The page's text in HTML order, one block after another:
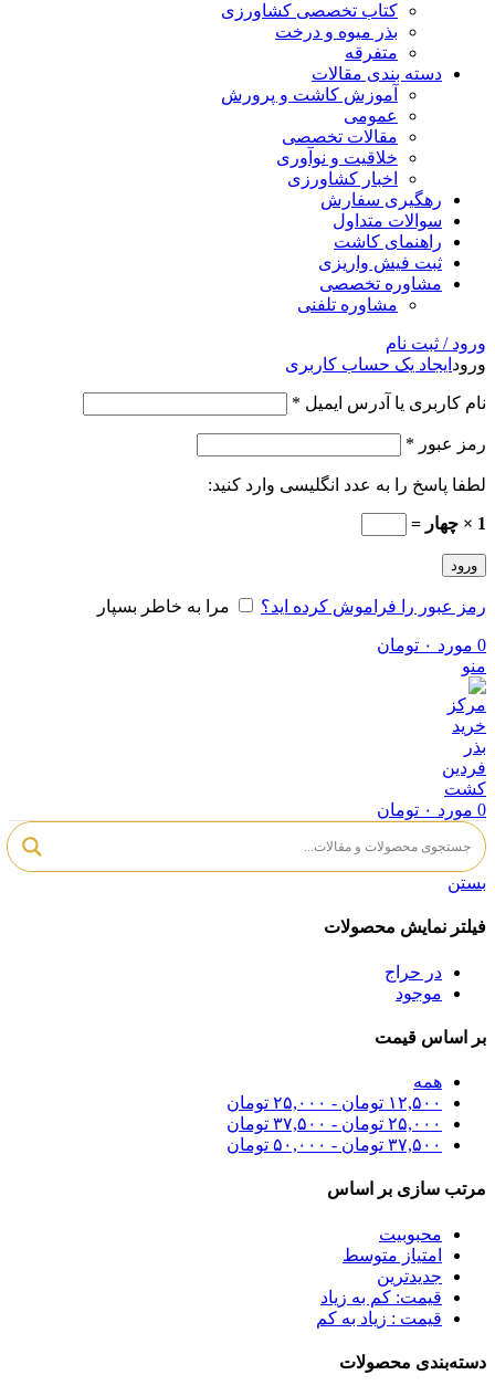
کتاب تخصصی کشاورزی
بذر میوه و درخت
متفرقه
دسته بندی مقالات
آموزش کاشت و پرورش
عمومی
مقالات تخصصی
خلاقیت و نوآوری
اخبار کشاورزی
رهگیری سفارش
سوالات متداول
راهنمای کاشت
ثبت فیش واریزی
مشاوره تخصصی
مشاوره تلفنی
ورود / ثبت نام
ورود ایجاد یک حساب کاربری
نام کاربری یا آدرس ایمیل *
رمز عبور *
لطفا پاسخ را به عدد انگلیسی وارد کنید:
1 × چهار =
ورود
رمز عبور را فراموش کرده اید؟ مرا به خاطر بسپار
0 مورد ۰ تومان
منو
0 مورد ۰ تومان
بستن
فیلتر نمایش محصولات
در حراج
موجود
بر اساس قیمت
همه
۱۲,۵۰۰ تومان - ۲۵,۰۰۰ تومان
۲۵,۰۰۰ تومان - ۳۷,۵۰۰ تومان
۳۷,۵۰۰ تومان - ۵۰,۰۰۰ تومان
مرتب سازی بر اساس
محبوبیت
امتیاز متوسط
جدیدترین
قیمت: کم به زیاد
قیمت : زیاد به کم
دسته‌بندی محصولات